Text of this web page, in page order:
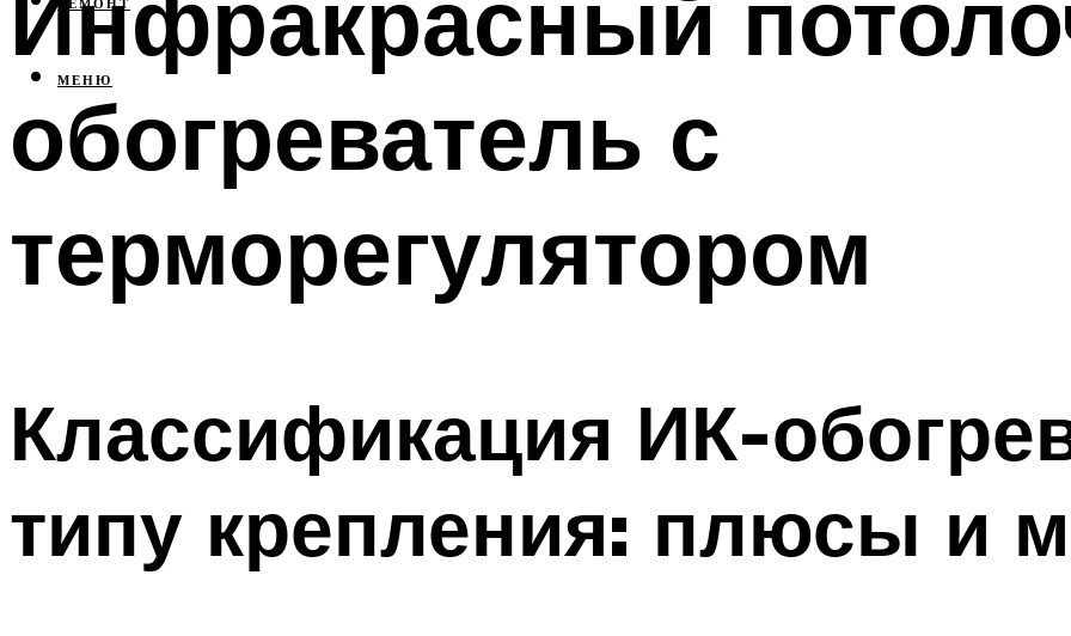
РЕМОНТ
МЕНЮ
обогреватель с
терморегулятором
Классификация ИК-
типу крепления: плюсы и